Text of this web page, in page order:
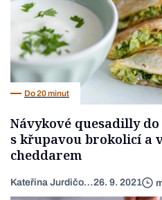
Do 20 minut
Návykové quesadilly
s křupavou brokolicí a
cheddarem
Kateřina Jurdičová26. 9. 2021